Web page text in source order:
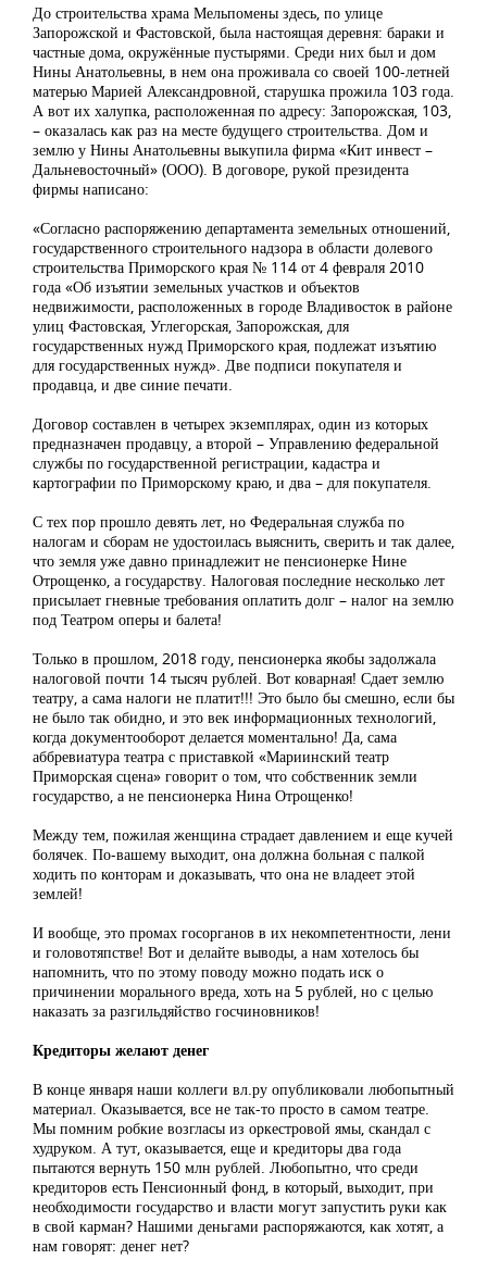
До строительства храма Мельпомены здесь, по улице
Запорожской и Фастовской, была настоящая деревня: бараки и
частные дома, окружённые пустырями. Среди них был и дом
Нины Анатольевны, в нем она проживала со своей 100-летней
матерью Марией Александровной, старушка прожила 103 года.
А вот их халупка, расположенная по адресу: Запорожская, 103,
– оказалась как раз на месте будущего строительства. Дом и
землю у Нины Анатольевны выкупила фирма «Кит инвест –
Дальневосточный» (ООО). В договоре, рукой президента
фирмы написано:
«Согласно распоряжению департамента земельных отношений,
государственного строительного надзора в области долевого
строительства Приморского края № 114 от 4 февраля 2010
года «Об изъятии земельных участков и объектов
недвижимости, расположенных в городе Владивосток в районе
улиц Фастовская, Углегорская, Запорожская, для
государственных нужд Приморского края, подлежат изъятию
для государственных нужд». Две подписи покупателя и
продавца, и две синие печати.
Договор составлен в четырех экземплярах, один из которых
предназначен продавцу, а второй – Управлению федеральной
службы по государственной регистрации, кадастра и
картографии по Приморскому краю, и два – для покупателя.
С тех пор прошло девять лет, но Федеральная служба по
налогам и сборам не удостоилась выяснить, сверить и так далее,
что земля уже давно принадлежит не пенсионерке Нине
Отрощенко, а государству. Налоговая последние несколько лет
присылает гневные требования оплатить долг – налог на землю
под Театром оперы и балета!
Только в прошлом, 2018 году, пенсионерка якобы задолжала
налоговой почти 14 тысяч рублей. Вот коварная! Сдает землю
театру, а сама налоги не платит!!! Это было бы смешно, если бы
не было так обидно, и это век информационных технологий,
когда документооборот делается моментально! Да, сама
аббревиатура театра с приставкой «Мариинский театр
Приморская сцена» говорит о том, что собственник земли
государство, а не пенсионерка Нина Отрощенко!
Между тем, пожилая женщина страдает давлением и еще кучей
болячек. По-вашему выходит, она должна больная с палкой
ходить по конторам и доказывать, что она не владеет этой
землей!
И вообще, это промах госорганов в их некомпетентности, лени
и головотяпстве! Вот и делайте выводы, а нам хотелось бы
напомнить, что по этому поводу можно подать иск о
причинении морального вреда, хоть на 5 рублей, но с целью
наказать за разгильдяйство госчиновников!
Кредиторы желают денег
В конце января наши коллеги вл.ру опубликовали любопытный
материал. Оказывается, все не так-то просто в самом театре.
Мы помним робкие возгласы из оркестровой ямы, скандал с
худруком. А тут, оказывается, еще и кредиторы два года
пытаются вернуть 150 млн рублей. Любопытно, что среди
кредиторов есть Пенсионный фонд, в который, выходит, при
необходимости государство и власти могут запустить руки как
в свой карман? Нашими деньгами распоряжаются, как хотят, а
нам говорят: денег нет?